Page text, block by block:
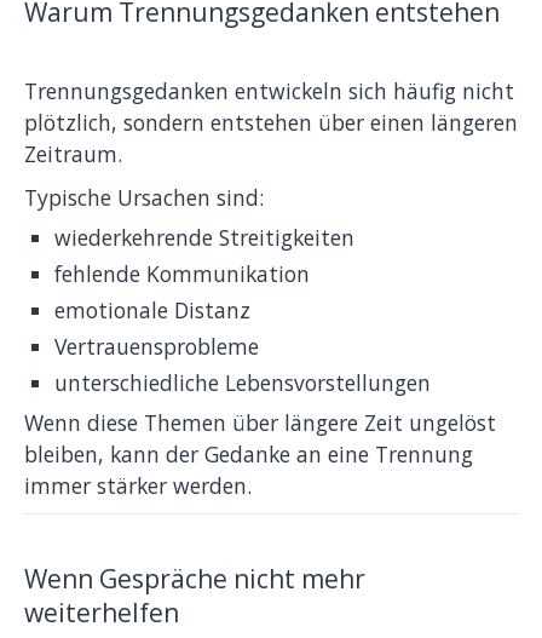
Warum Trennungsgedanken entstehen
Trennungsgedanken entwickeln sich häufig nicht
plötzlich, sondern entstehen über einen längeren
Zeitraum.
Typische Ursachen sind:
wiederkehrende Streitigkeiten
fehlende Kommunikation
emotionale Distanz
Vertrauensprobleme
unterschiedliche Lebensvorstellungen
Wenn diese Themen über längere Zeit ungelöst
bleiben, kann der Gedanke an eine Trennung
immer stärker werden.
Wenn Gespräche nicht mehr
weiterhelfen